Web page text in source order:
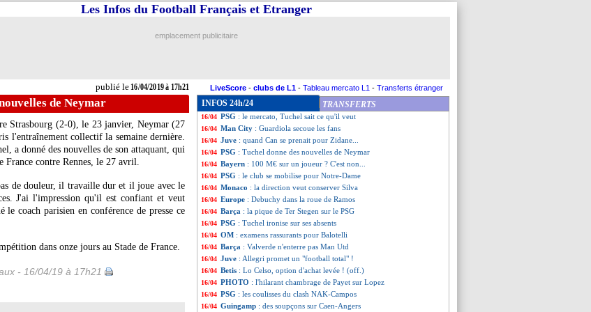
publié le16/04/2019 à 17h21
Les Infos du Football Français et Etranger
emplacement publicitaire
LiveScore - clubs de L1 - Tableau mercato L1 - Transferts étranger
de Neymar
Strasbourg (2-0), le 23 janvier, Neymar(27
l'entraînement collectif la semaine dernière.
a donné des nouvelles de son attaquant, qui
France contre Rennes, le 27 avril.
de douleur, il travaille dur et il joue avec le
J'ai l'impression qu'il est confiant et veut
coach parisien en conférence de presse ce
dans onze jours au Stade de France.
- 16/04/19 à 17h21
INFOS 24h/24 TRANSFERTS
16/04 Caen: Courbis furieux contre Desplat !
16/04 PSG
16/04 Man City: De Bruyne balance sur Mourinho
16/04 OM: le Milan, l'agent de Thauvin dément
16/04 PSG : le mercato, Tuchel sait ce qu'il veut
16/04 Man City : Guardiola secoue les fans
16/04 Juve : quand Can se prenait pour Zidane...
16/04 PSG : Tuchel donne des nouvelles de Neymar
16/04 Bayern : 100 M€ sur un joueur ? C'est non...
16/04 PSG : le club se mobilise pour Notre-Dame
16/04 Monaco : la direction veut conserver Silva
16/04 Europe : Debuchy dans la roue de Ramos
16/04 Barça : la pique de Ter Stegen sur le PSG
16/04 PSG : Tuchel ironise sur ses absents
16/04 OM : examens rassurants pour Balotelli
16/04 Barça : Valverde n'enterre pas Man Utd
16/04 Juve : Allegri promet un "football total" !
16/04 Betis : Lo Celso, option d'achat levée ! (off.)
16/04 PHOTO : l'hilarant chambrage de Payet sur Lopez
16/04 PSG : les coulisses du clash NAK-Campos
16/04 Guingamp : des soupçons sur Caen-Angers